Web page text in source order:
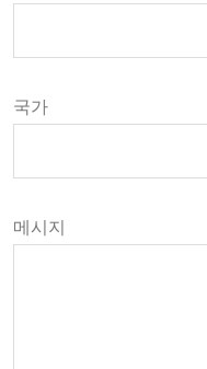
국가
메시지